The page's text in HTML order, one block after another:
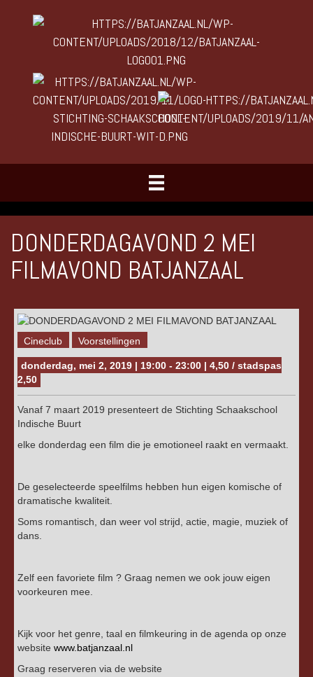
DONDERDAGAVOND 2 MEI
FILMAVOND BATJANZAAL
Cineclub Voorstellingen
donderdag, mei 2, 2019 | 19:00 - 23:00 | 4,50 / stadspas
2,50
Vanaf 7 maart 2019 presenteert de Stichting Schaakschool
Indische Buurt
elke donderdag een film die je emotioneel raakt en vermaakt.
De geselecteerde speelfilms hebben hun eigen komische of
dramatische kwaliteit.
Soms romantisch, dan weer vol strijd, actie, magie, muziek of
dans.
Zelf een favoriete film ? Graag nemen we ook jouw eigen
voorkeuren mee.
Kijk voor het genre, taal en filmkeuring in de agenda op onze
website www.batjanzaal.nl
Graag reserveren via de website